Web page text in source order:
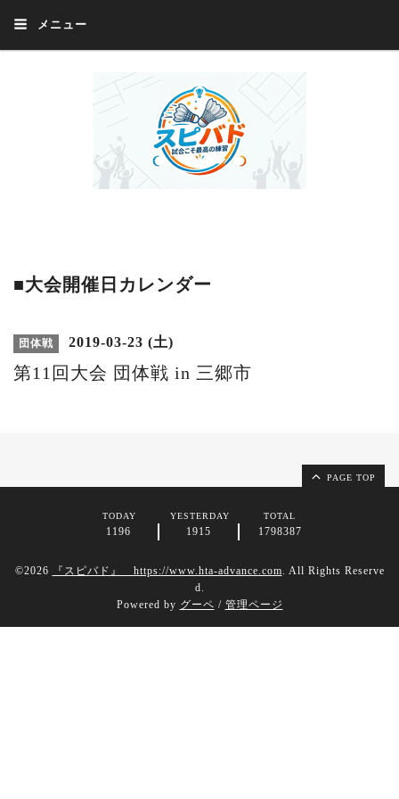
メニュー
■大会開催日カレンダー
団体戦 2019-03-23 (土)
第11回大会 団体戦 in 三郷市
PAGE TOP
TODAY
1196
YESTERDAY
1915
TOTAL
1798387
©2026 『スピバド』 https://www.hta-advance.com. All Rights Reserve
d.
Powered by グーペ / 管理ページ